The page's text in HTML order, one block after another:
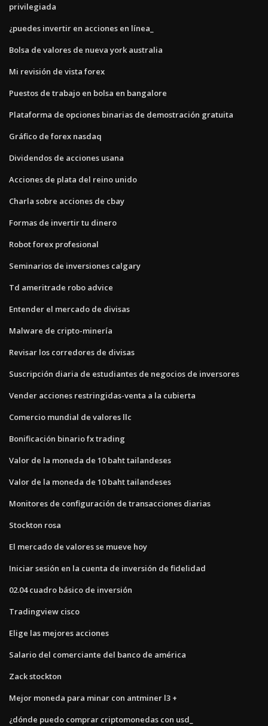
privilegiada
¿puedes invertir en acciones en línea_
Bolsa de valores de nueva york australia
Mi revisión de vista forex
Puestos de trabajo en bolsa en bangalore
Plataforma de opciones binarias de demostración gratuita
Gráfico de forex nasdaq
Dividendos de acciones usana
Acciones de plata del reino unido
Charla sobre acciones de cbay
Formas de invertir tu dinero
Robot forex profesional
Seminarios de inversiones calgary
Td ameritrade robo advice
Entender el mercado de divisas
Malware de cripto-minería
Revisar los corredores de divisas
Suscripción diaria de estudiantes de negocios de inversores
Vender acciones restringidas-venta a la cubierta
Comercio mundial de valores llc
Bonificación binario fx trading
Valor de la moneda de 10 baht tailandeses
Valor de la moneda de 10 baht tailandeses
Monitores de configuración de transacciones diarias
Stockton rosa
El mercado de valores se mueve hoy
Iniciar sesión en la cuenta de inversión de fidelidad
02.04 cuadro básico de inversión
Tradingview cisco
Elige las mejores acciones
Salario del comerciante del banco de américa
Zack stockton
Mejor moneda para minar con antminer l3 +
¿dónde puedo comprar criptomonedas con usd_